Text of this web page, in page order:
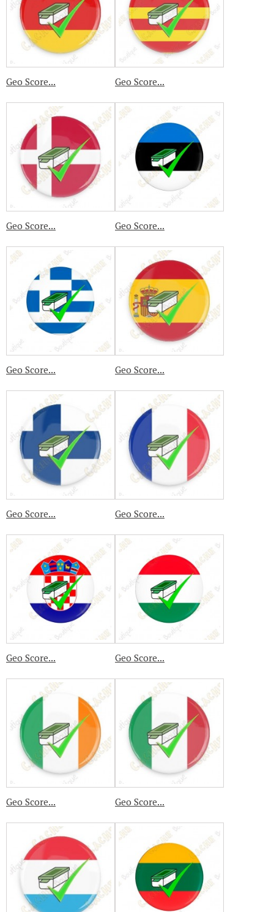
Geo Score... Geo Score...
Geo Score... Geo Score...
Geo Score... Geo Score...
Geo Score... Geo Score...
Geo Score... Geo Score...
Geo Score... Geo Score...